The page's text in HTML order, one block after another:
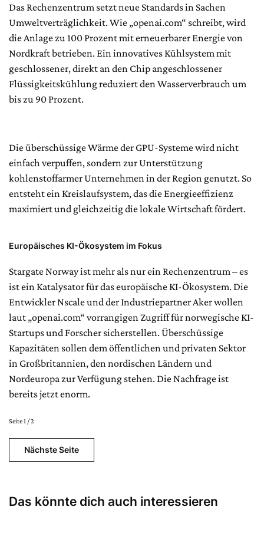
Das Rechenzentrum setzt neue Standards in Sachen
Umweltverträglichkeit. Wie „openai.com“ schreibt, wird
die Anlage zu 100 Prozent mit erneuerbarer Energie von
Nordkraft betrieben. Ein innovatives Kühlsystem mit
geschlossener, direkt an den Chip angeschlossener
Flüssigkeitskühlung reduziert den Wasserverbrauch um
bis zu 90 Prozent.
Die überschüssige Wärme der GPU-Systeme wird nicht
einfach verpuffen, sondern zur Unterstützung
kohlenstoffarmer Unternehmen in der Region genutzt. So
entsteht ein Kreislaufsystem, das die Energieeffizienz
maximiert und gleichzeitig die lokale Wirtschaft fördert.
Europäisches KI-Ökosystem im Fokus
Stargate Norway ist mehr als nur ein Rechenzentrum – es
ist ein Katalysator für das europäische KI-Ökosystem. Die
Entwickler Nscale und der Industriepartner Aker wollen
laut „openai.com“ vorrangigen Zugriff für norwegische KI-
Startups und Forscher sicherstellen. Überschüssige
Kapazitäten sollen dem öffentlichen und privaten Sektor
in Großbritannien, den nordischen Ländern und
Nordeuropa zur Verfügung stehen. Die Nachfrage ist
bereits jetzt enorm.
Seite 1 / 2
Nächste Seite
Das könnte dich auch interessieren